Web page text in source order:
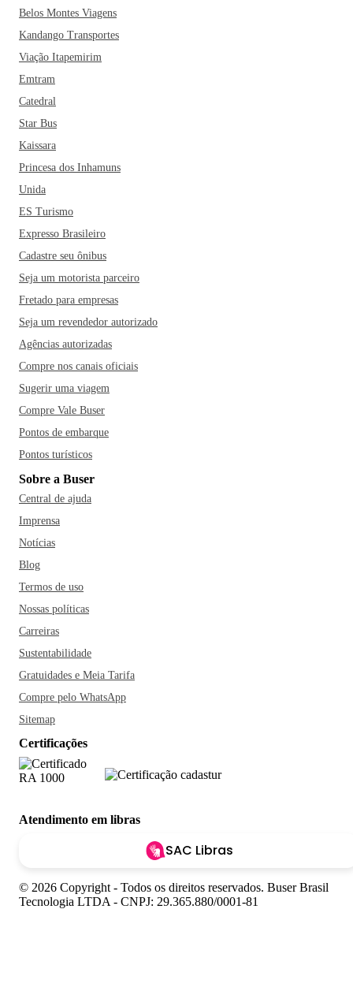
Belos Montes Viagens
Kandango Transportes
Viação Itapemirim
Emtram
Catedral
Star Bus
Kaissara
Princesa dos Inhamuns
Unida
ES Turismo
Expresso Brasileiro
Cadastre seu ônibus
Seja um motorista parceiro
Fretado para empresas
Seja um revendedor autorizado
Agências autorizadas
Compre nos canais oficiais
Sugerir uma viagem
Compre Vale Buser
Pontos de embarque
Pontos turísticos
Sobre a Buser
Central de ajuda
Imprensa
Notícias
Blog
Termos de uso
Nossas políticas
Carreiras
Sustentabilidade
Gratuidades e Meia Tarifa
Compre pelo WhatsApp
Sitemap
Certificações
Atendimento em libras
SAC Libras
© 2026 Copyright - Todos os direitos reservados. Buser Brasil
Tecnologia LTDA - CNPJ: 29.365.880/0001-81